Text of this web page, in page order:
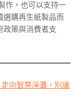
作，也可以支持一
選購再生紙製品而
政策與消費者支
向智慧淨灘，別讓